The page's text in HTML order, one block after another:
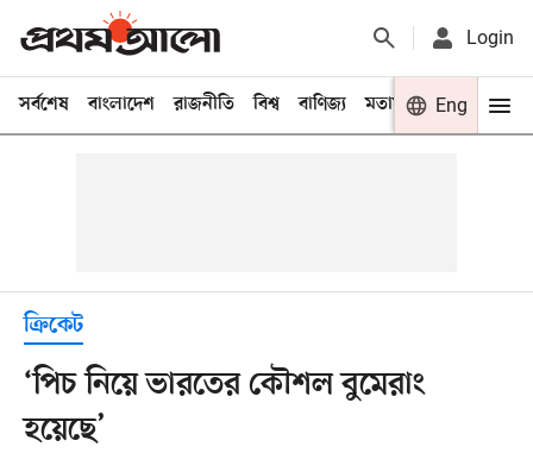
Login
সর্বশেষ বাংলাদেশ রাজনীতি বিশ্ব বাণিজ্য মতামত খেলা
Eng
ক্রিকেট
‘পিচ নিয়ে ভারতের কৌশল বুমেরাং
হয়েছে’